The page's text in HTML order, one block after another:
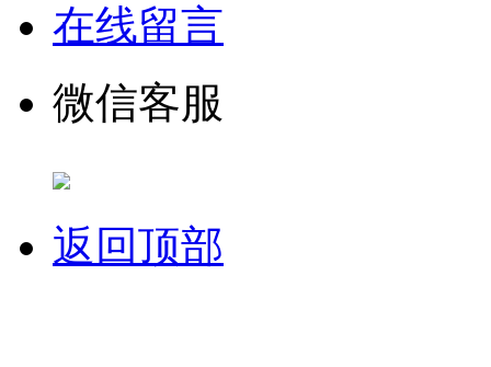
在线留言
微信客服
返回顶部